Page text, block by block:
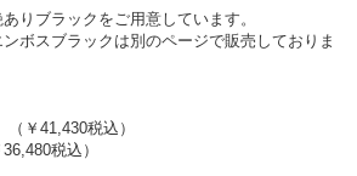
りブラックをご用意しています。
ボスブラックは別のページで販売しておりま
￥41,430税込）
税込）